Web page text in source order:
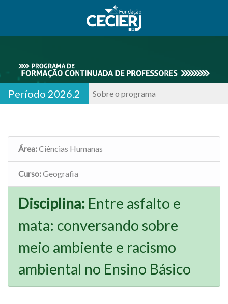
Período 2026.2 Sobre o programa
Área:Ciências Humanas
Curso:Geografia
Disciplina: Entre asfalto e
mata: conversando sobre
meio ambiente e racismo
ambiental no Ensino Básico